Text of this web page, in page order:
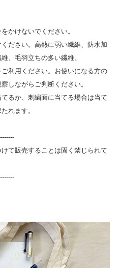
かけないでください。
ださい。高熱に弱い繊維、防水加
、毛羽立ちの多い繊維。
利用ください。お使いになる方の
しながらご判断ください。
るか、刺繍面に当てる場合は当て
れます。
て販売することは固く禁じられて